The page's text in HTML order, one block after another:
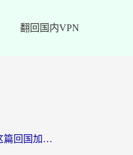
翻回国内VPN
美国看世界杯总卡？这篇回国加速器指南帮你无缝刷国内资源（附苹果手机VPN设置步骤）